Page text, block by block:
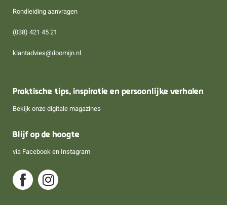
Rondleiding aanvragen
(038) 421 45 21
klantadvies@doomijn.nl
Praktische tips, inspiratie en persoonlijke verhalen
Bekijk onze digitale magazines
Blijf op de hoogte
via Facebook en Instagram